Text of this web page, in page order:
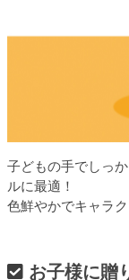
子どもの手でしっ
ルに最適！
色鮮やかでキャラ
お子様に贈